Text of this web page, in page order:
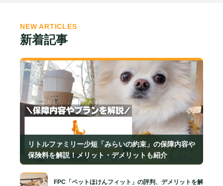
NEW ARTICLES
新着記事
リトルファミリー少短「みらいの約束」の保障内容や
保険料を解説！メリット・デメリットも紹介
FPC「ペットほけんフィット」の評判、デメリットを解